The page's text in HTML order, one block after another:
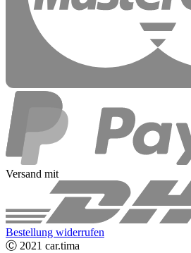
Versand mit
Bestellung widerrufen
Ⓒ 2021 car.tima